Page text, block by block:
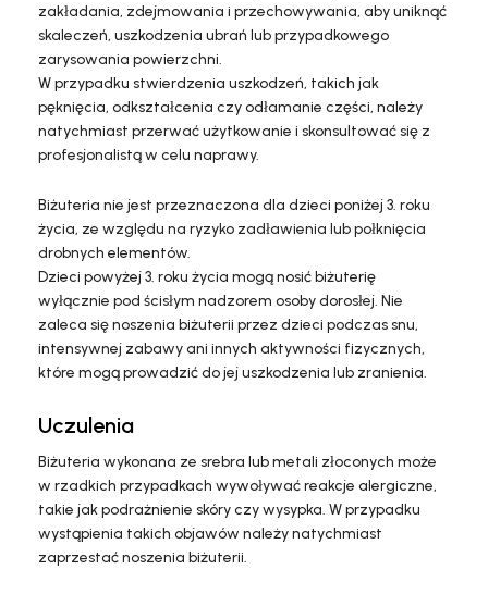
zakładania, zdejmowania i przechowywania, aby uniknąć
skaleczeń, uszkodzenia ubrań lub przypadkowego
zarysowania powierzchni.
W przypadku stwierdzenia uszkodzeń, takich jak
pęknięcia, odkształcenia czy odłamanie części, należy
natychmiast przerwać użytkowanie i skonsultować się z
profesjonalistą w celu naprawy.
Biżuteria nie jest przeznaczona dla dzieci poniżej 3. roku
życia, ze względu na ryzyko zadławienia lub połknięcia
drobnych elementów.
Dzieci powyżej 3. roku życia mogą nosić biżuterię
wyłącznie pod ścisłym nadzorem osoby dorosłej. Nie
zaleca się noszenia biżuterii przez dzieci podczas snu,
intensywnej zabawy ani innych aktywności fizycznych,
które mogą prowadzić do jej uszkodzenia lub zranienia.
Uczulenia
Biżuteria wykonana ze srebra lub metali złoconych może
w rzadkich przypadkach wywoływać reakcje alergiczne,
takie jak podrażnienie skóry czy wysypka. W przypadku
wystąpienia takich objawów należy natychmiast
zaprzestać noszenia biżuterii.